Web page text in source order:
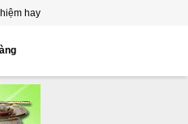
hay